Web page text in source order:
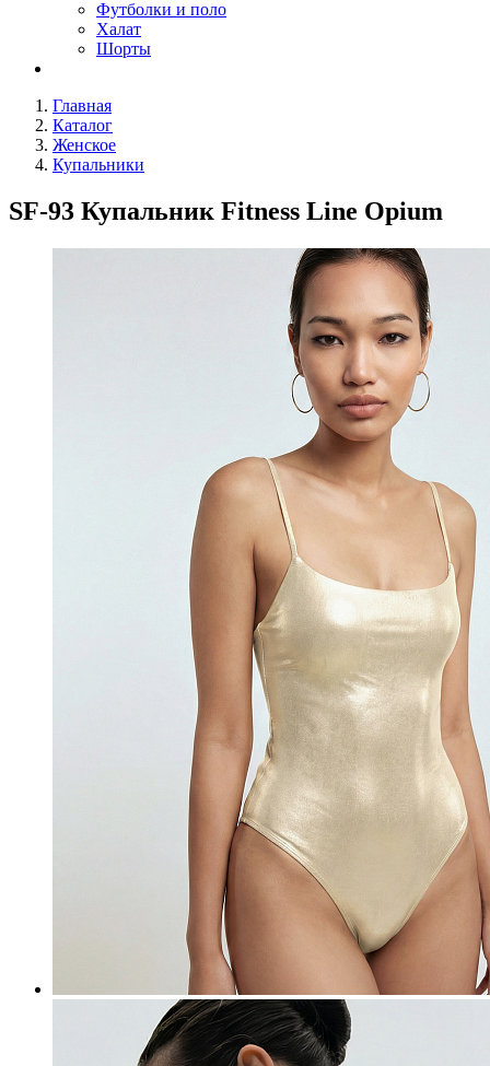
Футболки и поло
Халат
Шорты
Главная
Каталог
Женское
Купальники
SF-93 Купальник Fitness Line Opium